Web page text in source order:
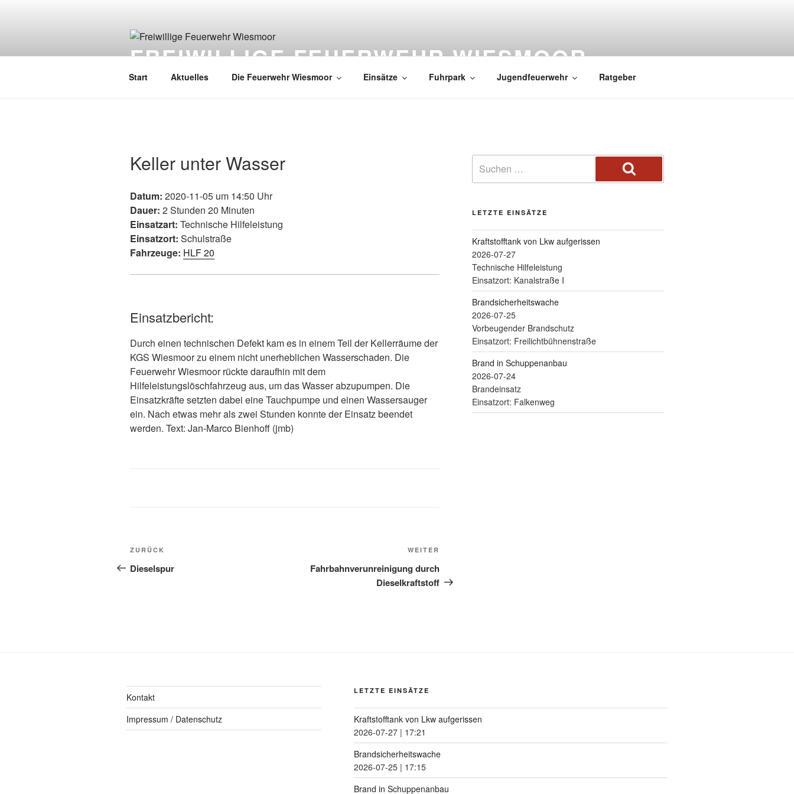
FREIWILLIGE FEUERWEHR WIESMOOR
Start Aktuelles Die Feuerwehr Wiesmoor Einsätze Fuhrpark Jugendfeuerwehr Ratgeber
Keller unter Wasser
Datum: 2020-11-05 um 14:50 Uhr
Dauer: 2 Stunden 20 Minuten
Einsatzart: Technische Hilfeleistung
Einsatzort: Schulstraße
Fahrzeuge: HLF 20
Einsatzbericht:
Durch einen technischen Defekt kam es in einem Teil der Kellerräume der
KGS Wiesmoor zu einem nicht unerheblichen Wasserschaden. Die
Feuerwehr Wiesmoor rückte daraufhin mit dem
Hilfeleistungslöschfahrzeug aus, um das Wasser abzupumpen. Die
Einsatzkräfte setzten dabei eine Tauchpumpe und einen Wassersauger
ein. Nach etwas mehr als zwei Stunden konnte der Einsatz beendet
werden. Text: Jan-Marco Bienhoff (jmb)
ZURÜCK
Dieselspur
WEITER
Fahrbahnverunreinigung durch
Dieselkraftstoff
LETZTE EINSÄTZE
Kraftstofftank von Lkw aufgerissen
2026-07-27
Technische Hilfeleistung
Einsatzort: Kanalstraße I
Brandsicherheitswache
2026-07-25
Vorbeugender Brandschutz
Einsatzort: Freilichtbühnenstraße
Brand in Schuppenanbau
2026-07-24
Brandeinsatz
Einsatzort: Falkenweg
Kontakt
Impressum / Datenschutz
LETZTE EINSÄTZE
Kraftstofftank von Lkw aufgerissen
2026-07-27| 17:21
Brandsicherheitswache
2026-07-25| 17:15
Brand in Schuppenanbau